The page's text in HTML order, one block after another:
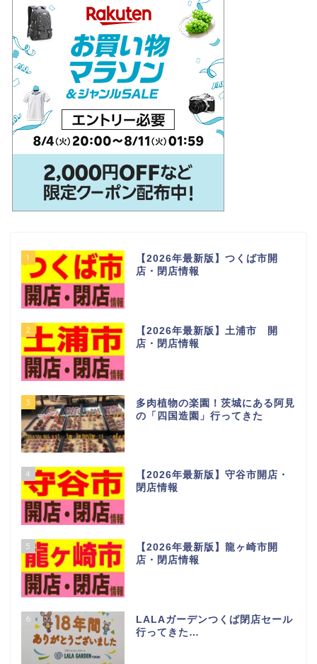
1
【2026年最新版】つくば市開
店・閉店情報
2
【2026年最新版】土浦市 開
店・閉店情報
3
多肉植物の楽園！茨城にある阿見
の「四国造園」行ってきた
4
【2026年最新版】守谷市開店・
閉店情報
5
【2026年最新版】龍ヶ崎市開
店・閉店情報
6
LALAガーデンつくば閉店セール
行ってきた…